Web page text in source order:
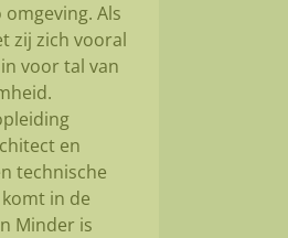
Als
zij zich vooral
voor tal van
en
technische
in de
Minder is